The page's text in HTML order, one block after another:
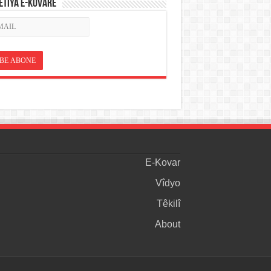
E-KOVARÊ
E-Kovar
Vîdyo
Têkilî
About